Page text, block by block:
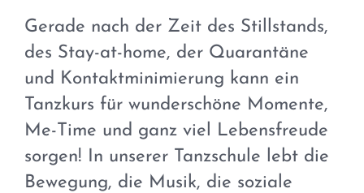
Gerade nach der Zeit des Stillstands,
des Stay-at-home, der Quarantäne
und Kontaktminimierung kann ein
Tanzkurs für wunderschöne Momente,
Me-Time und ganz viel Lebensfreude
sorgen! In unserer Tanzschule lebt die
Bewegung, die Musik, die soziale